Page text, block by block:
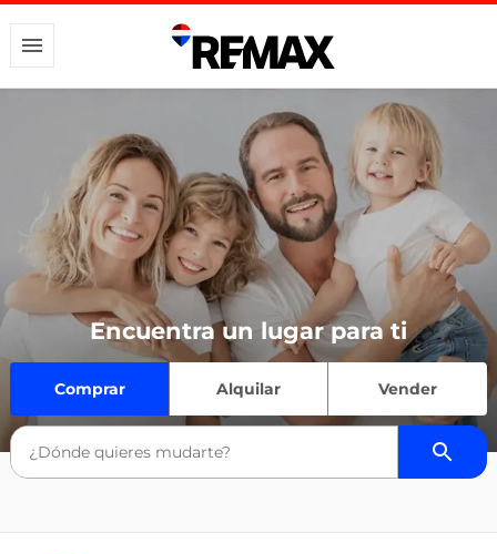
Encuentra un lugar para ti
Comprar Alquilar Vender